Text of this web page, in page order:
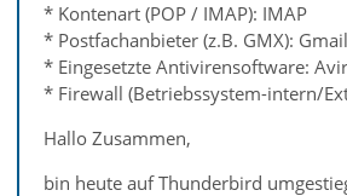
* Kontenart (POP / IMAP): IMAP
* Postfachanbieter (z.B. GMX):
* Eingesetzte Antivirensoftware:
* Firewall (Betriebssystem-intern/
Hallo Zusammen,
bin heute auf Thunderbird